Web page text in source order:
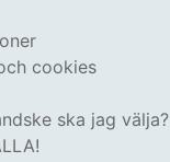
cookies
ska jag välja?